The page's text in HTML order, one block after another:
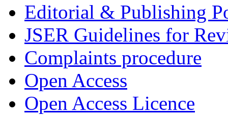
Editorial & Publishing
JSER Guidelines for
Complaints procedure
Open Access
Open Access Licence